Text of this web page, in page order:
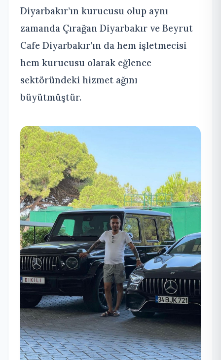
Diyarbakır’ın kurucusu olup aynı
zamanda Çırağan Diyarbakır ve Beyrut
Cafe Diyarbakır’ın da hem işletmecisi
hem kurucusu olarak eğlence
sektöründeki hizmet ağını
büyütmüştür.